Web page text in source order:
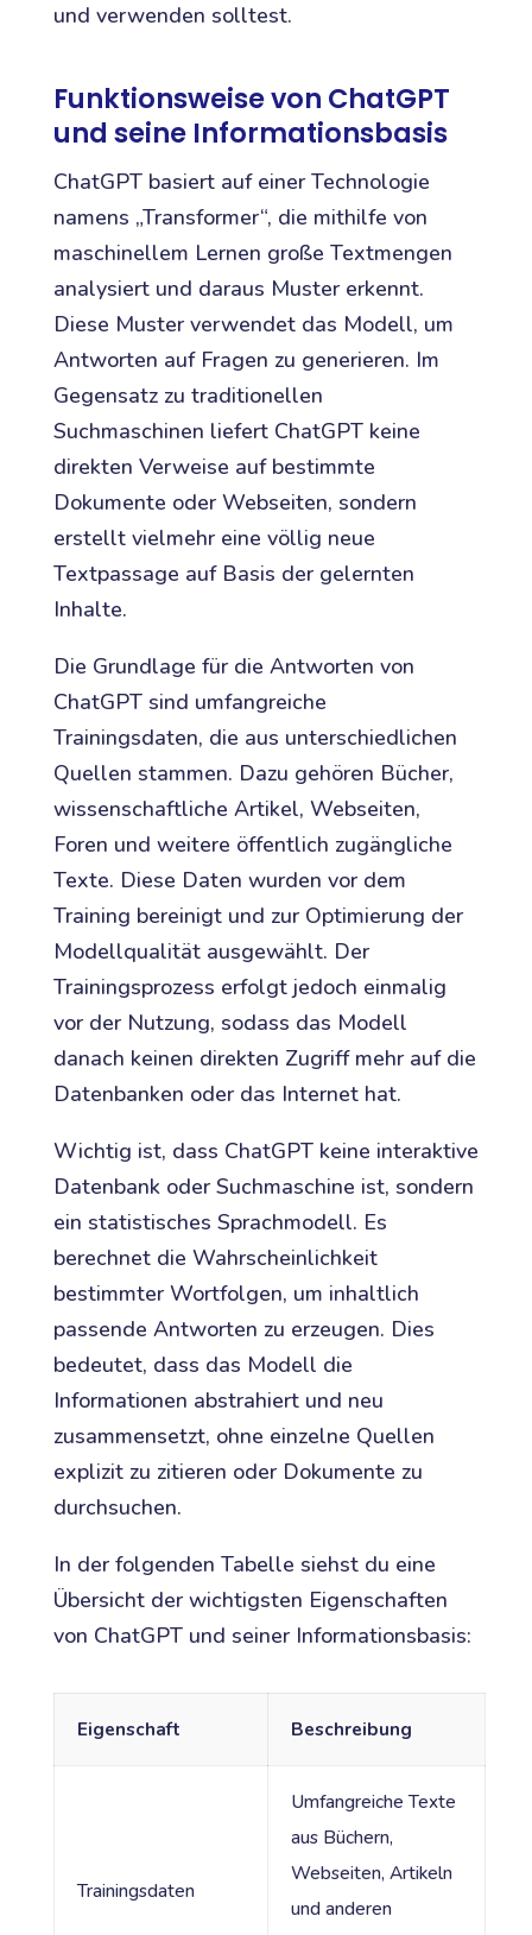
und verwenden solltest.
Funktionsweise von ChatGPT
und seine Informationsbasis
ChatGPT basiert auf einer Technologie
namens „Transformer“, die mithilfe von
maschinellem Lernen große Textmengen
analysiert und daraus Muster erkennt.
Diese Muster verwendet das Modell, um
Antworten auf Fragen zu generieren. Im
Gegensatz zu traditionellen
Suchmaschinen liefert ChatGPT keine
direkten Verweise auf bestimmte
Dokumente oder Webseiten, sondern
erstellt vielmehr eine völlig neue
Textpassage auf Basis der gelernten
Inhalte.
Die Grundlage für die Antworten von
ChatGPT sind umfangreiche
Trainingsdaten, die aus unterschiedlichen
Quellen stammen. Dazu gehören Bücher,
wissenschaftliche Artikel, Webseiten,
Foren und weitere öffentlich zugängliche
Texte. Diese Daten wurden vor dem
Training bereinigt und zur Optimierung der
Modellqualität ausgewählt. Der
Trainingsprozess erfolgt jedoch einmalig
vor der Nutzung, sodass das Modell
danach keinen direkten Zugriff mehr auf die
Datenbanken oder das Internet hat.
Wichtig ist, dass ChatGPT keine interaktive
Datenbank oder Suchmaschine ist, sondern
ein statistisches Sprachmodell. Es
berechnet die Wahrscheinlichkeit
bestimmter Wortfolgen, um inhaltlich
passende Antworten zu erzeugen. Dies
bedeutet, dass das Modell die
Informationen abstrahiert und neu
zusammensetzt, ohne einzelne Quellen
explizit zu zitieren oder Dokumente zu
durchsuchen.
In der folgenden Tabelle siehst du eine
Übersicht der wichtigsten Eigenschaften
von ChatGPT und seiner Informationsbasis:
Eigenschaft Beschreibung
Trainingsdaten
Umfangreiche Texte
aus Büchern,
Webseiten, Artikeln
und anderen